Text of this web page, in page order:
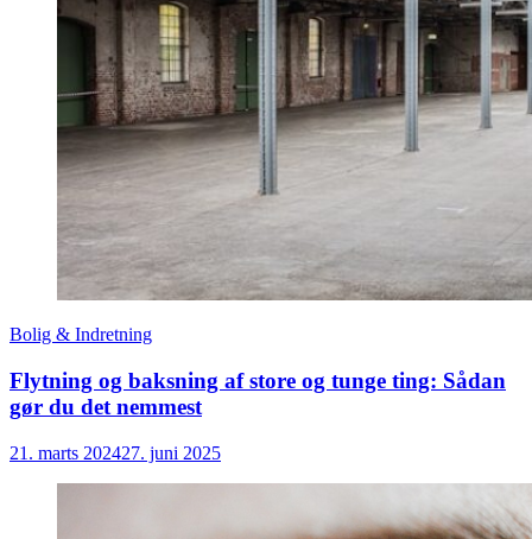
Bolig & Indretning
Flytning og baksning af store og tunge ting: Sådan
gør du det nemmest
21. marts 202427. juni 2025